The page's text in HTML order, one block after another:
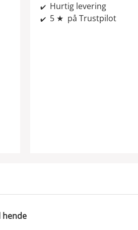
✔️Hurtig levering
✔️5 ★ på Trustpilot
hende